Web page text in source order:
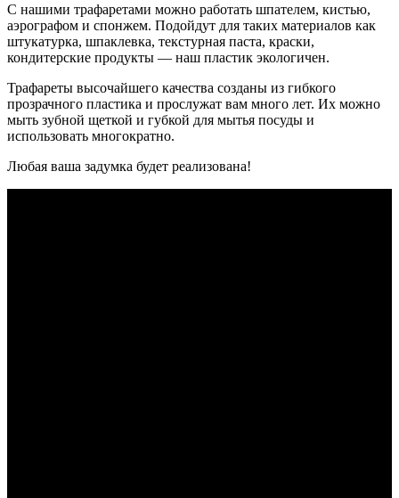
С нашими трафаретами можно работать шпателем, кистью,
аэрографом и спонжем. Подойдут для таких материалов как
штукатурка, шпаклевка, текстурная паста, краски,
кондитерские продукты — наш пластик экологичен.
Трафареты высочайшего качества созданы из гибкого
прозрачного пластика и прослужат вам много лет. Их можно
мыть зубной щеткой и губкой для мытья посуды и
использовать многократно.
Любая ваша задумка будет реализована!